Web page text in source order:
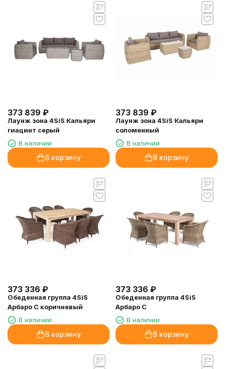
373 839 ₽
Лаунж зона 4SiS Кальяри
гиацинт серый
В наличии
В корзину
373 839 ₽
Лаунж зона 4SiS Кальяри
соломенный
В наличии
В корзину
373 336 ₽
Обеденная группа 4SiS
Арбаро С коричневый
В наличии
В корзину
373 336 ₽
Обеденная группа 4SiS
Арбаро С
В наличии
В корзину